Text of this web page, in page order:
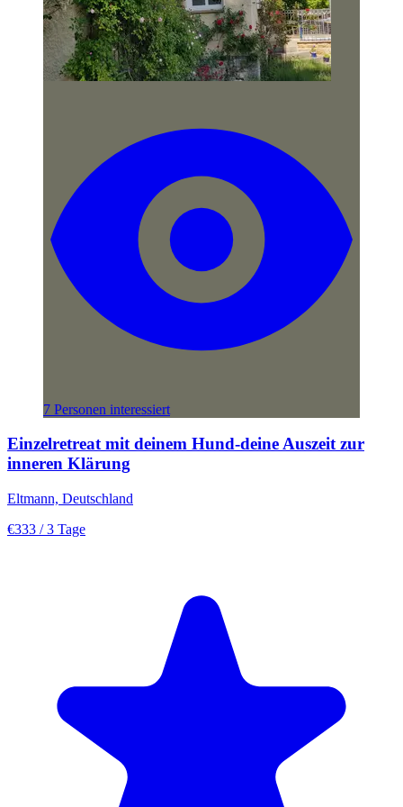
7 Personen interessiert
Einzelretreat mit deinem Hund-deine Auszeit zur
inneren Klärung
Eltmann, Deutschland
€333 / 3 Tage